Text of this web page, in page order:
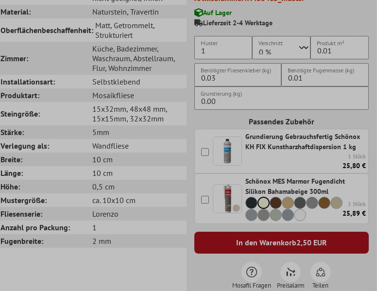
Material:
Naturstein, Travertin
Oberflächenbeschaffenheit: Matt, Getrommelt,
Strukturiert
Zimmer:
Küche, Badezimmer,
Waschraum, Abstellraum,
Flur, Wohnzimmer
Installationsart:
Selbstklebend
Produktart:
Mosaikfliese
Steingröße:
15x32mm, 48x48 mm,
15x15mm, 32x32mm
Stärke:
5mm
Verlegung als:
Wandfliese
Breite:
10 cm
Länge:
10 cm
Höhe:
0,5 cm
Mustergröße:
ca. 10x10 cm
Fliesenserie:
Lorenzo
Anzahl pro Packung:
1
Fugenbreite:
2 mm
Auf Lager
Lieferzeit 2-4 Werktage
Muster Verschnitt Produkt m²
Benötigter Fliesenkleber (kg) Benötigte Fugenmasse (kg)
Grundierung (kg)
Passendes Zubehör
Grundierung Gebrauchsfertig Schönox
KH FIX Kunstharzhaftdispersion 1 kg
1 Stück
25,80 €
Schönox MES Marmor Fugendicht
Silikon Bahamabeige 300ml
1 Stück
25,89 €
In den Warenkorb2,50EUR
Mosafil Fragen Preisalarm Teilen